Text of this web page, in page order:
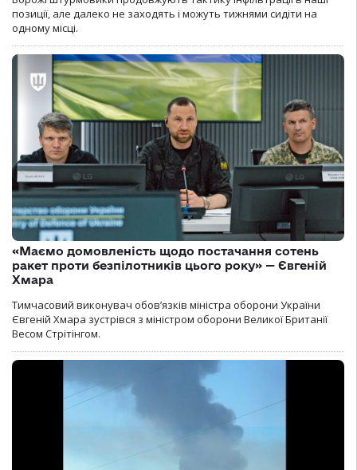
позиції, але далеко не заходять і можуть тижнями сидіти на
одному місці.
«Маємо домовленість щодо постачання сотень
ракет проти безпілотників цього року» — Євгеній
Хмара
Тимчасовий виконувач обов’язків міністра оборони України
Євгеній Хмара зустрівся з міністром оборони Великої Британії
Весом Стрітінгом.